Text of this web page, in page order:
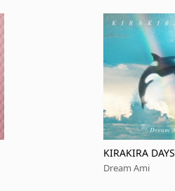
KIRAKIRA DAYS
Dream Ami